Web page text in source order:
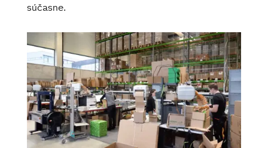
súčasne.